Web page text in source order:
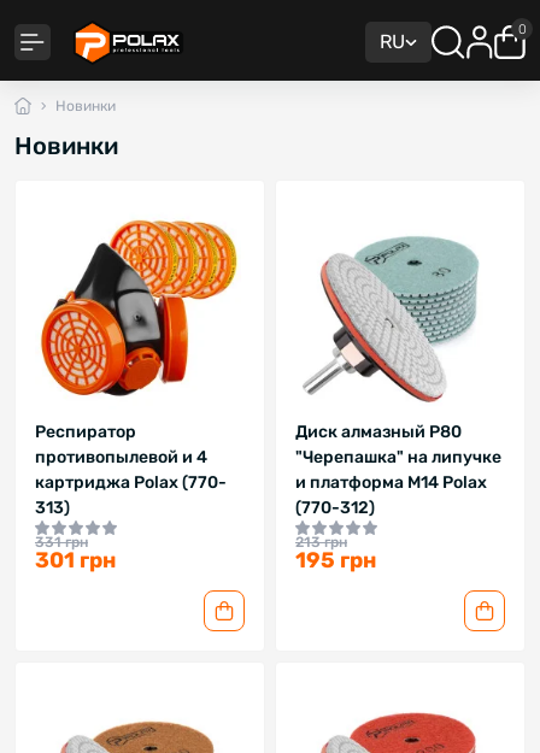
RU
0
Новинки
Новинки
Респиратор
противопылевой и 4
картриджа Polax (770-
313)
331 грн
301 грн
Диск алмазный P80
"Черепашка" на липучке
и платформа M14 Polax
(770-312)
213 грн
195 грн